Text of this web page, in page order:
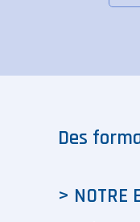
Des
> NOTRE